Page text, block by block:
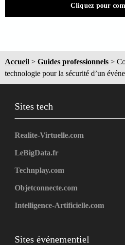
Cliquez pour
Accueil > Guides professionnels >
technologie pour la sécurité d’un
Sites tech
Realite-Virtuelle.com
LeBigData.fr
Technplay.com
Objetconnecte.com
Intelligence-Artificielle.com
Sites événementiel